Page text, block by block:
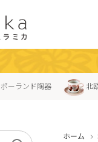
ポーランド陶器 北
ホーム